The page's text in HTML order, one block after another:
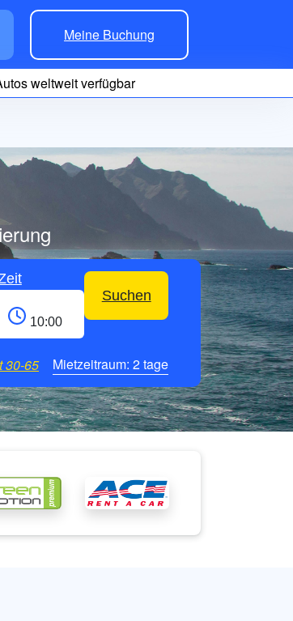
Meine Buchung
weltweit verfügbar
Suchen
30-65 Mietzeitraum: 2tage